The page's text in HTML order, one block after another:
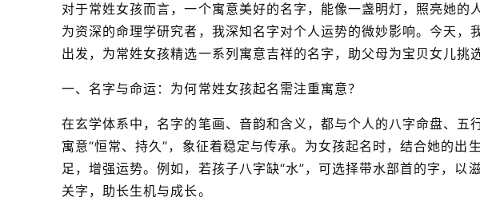
对于常姓女孩而言，一个寓意美好的名字，能像一盏明灯，照亮她的
为资深的命理学研究者，我深知名字对个人运势的微妙影响。今天，
出发，为常姓女孩精选一系列寓意吉祥的名字，助父母为宝贝女儿挑
一、名字与命运：为何常姓女孩起名需注重寓意？
在玄学体系中，名字的笔画、音韵和含义，都与个人的八字命盘、五
寓意“恒常、持久”，象征着稳定与传承。为女孩起名时，结合她的出
足，增强运势。例如，若孩子八字缺“水”，可选择带水部首的字，以
关字，助长生机与成长。